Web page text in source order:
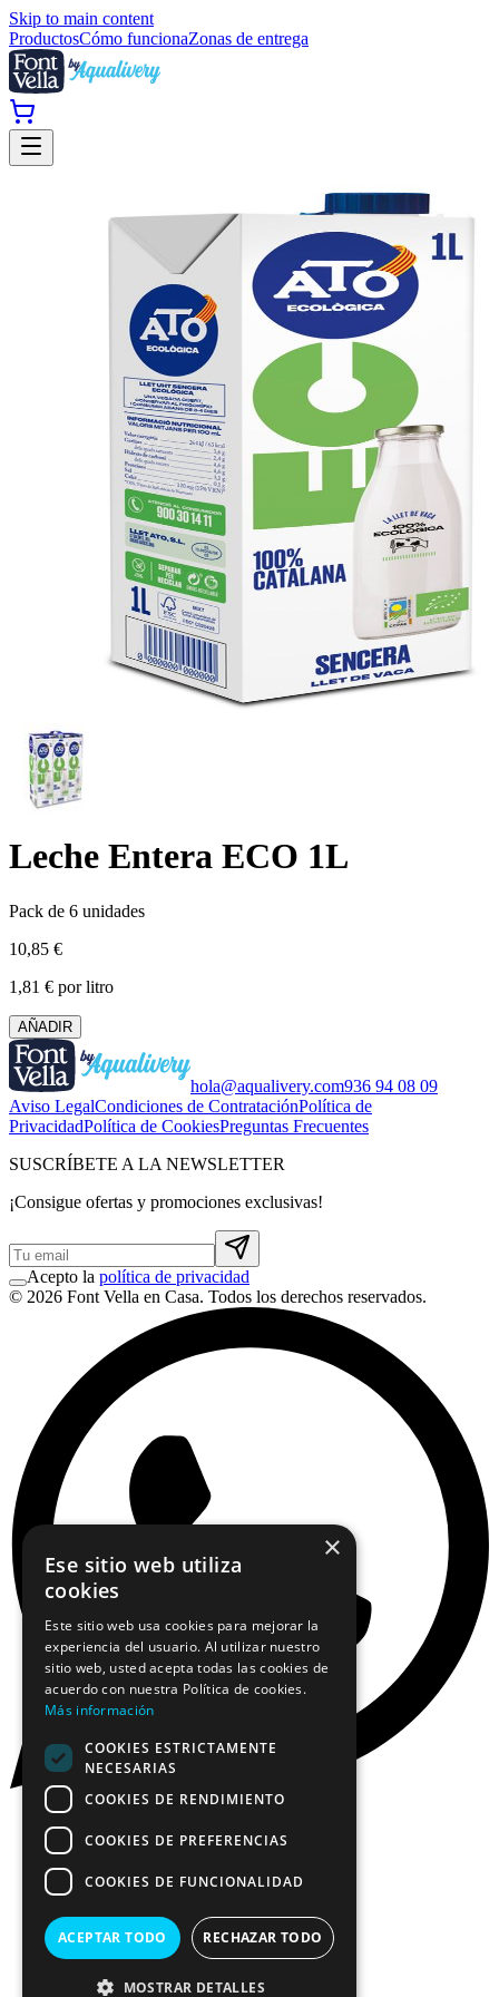
Skip to main content
ProductosCómo funcionaZonas de entrega
Leche Entera ECO 1L
Pack de 6 unidades
10,85 €
1,81 € por litro
AÑADIR
hola@aqualivery.com936 94 08 09
Aviso LegalCondiciones de ContrataciónPolítica de
PrivacidadPolítica de CookiesPreguntas Frecuentes
SUSCRÍBETE A LA NEWSLETTER
¡Consigue ofertas y promociones exclusivas!
Acepto la política de privacidad
© 2026 Font Vella en Casa. Todos los derechos reservados.
×
Ese sitio web utiliza
cookies
Este sitio web usa cookies para mejorar la
experiencia del usuario. Al utilizar nuestro
sitio web, usted acepta todas las cookies de
acuerdo con nuestra Política de cookies.
Más información
COOKIES ESTRICTAMENTE
NECESARIAS
COOKIES DE RENDIMIENTO
COOKIES DE PREFERENCIAS
COOKIES DE FUNCIONALIDAD
ACEPTAR TODO RECHAZAR TODO
MOSTRAR DETALLES